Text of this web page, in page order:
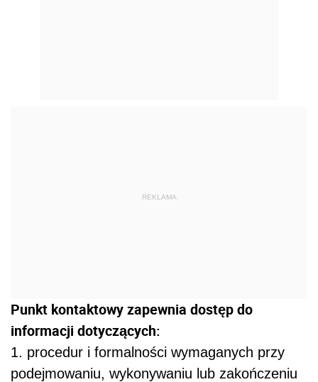
REKLAMA
Punkt kontaktowy zapewnia dostęp do
informacji dotyczących:
1. procedur i formalności wymaganych przy
podejmowaniu, wykonywaniu lub zakończeniu